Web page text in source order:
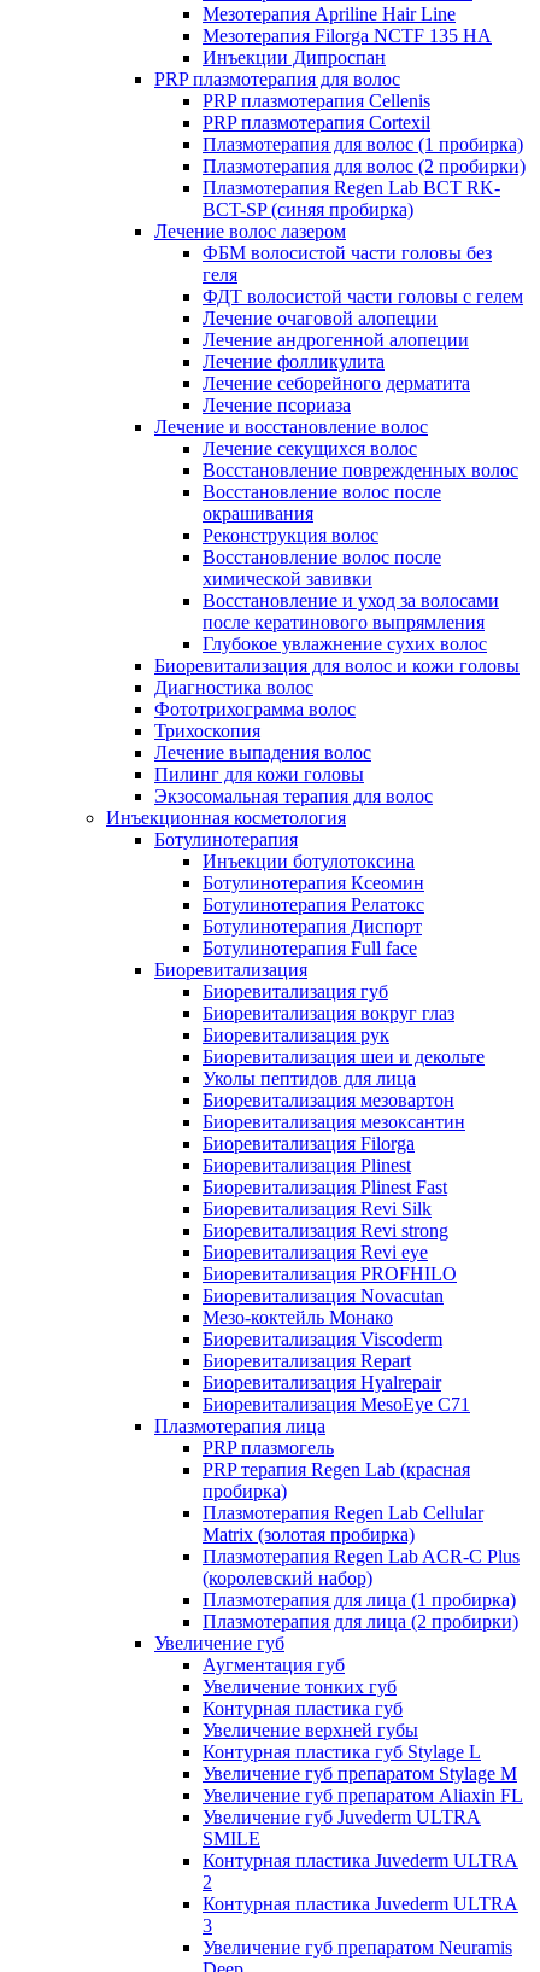
Мезотерапия Apriline Hair Line
Мезотерапия Filorga NCTF 135 HA
Инъекции Дипроспан
PRP плазмотерапия для волос
PRP плазмотерапия Cellenis
PRP плазмотерапия Cortexil
Плазмотерапия для волос (1 пробирка)
Плазмотерапия для волос (2 пробирки)
Плазмотерапия Regen Lab BCT RK-
BCT-SP (синяя пробирка)
Лечение волос лазером
ФБМ волосистой части головы без
геля
ФДТ волосистой части головы с гелем
Лечение очаговой алопеции
Лечение андрогенной алопеции
Лечение фолликулита
Лечение себорейного дерматита
Лечение псориаза
Лечение и восстановление волос
Лечение секущихся волос
Восстановление поврежденных волос
Восстановление волос после
окрашивания
Реконструкция волос
Восстановление волос после
химической завивки
Восстановление и уход за волосами
после кератинового выпрямления
Глубокое увлажнение сухих волос
Биоревитализация для волос и кожи головы
Диагностика волос
Фототрихограмма волос
Трихоскопия
Лечение выпадения волос
Пилинг для кожи головы
Экзосомальная терапия для волос
Инъекционная косметология
Ботулинотерапия
Инъекции ботулотоксина
Ботулинотерапия Ксеомин
Ботулинотерапия Релатокс
Ботулинотерапия Диспорт
Ботулинотерапия Full face
Биоревитализация
Биоревитализация губ
Биоревитализация вокруг глаз
Биоревитализация рук
Биоревитализация шеи и декольте
Уколы пептидов для лица
Биоревитализация мезовартон
Биоревитализация мезоксантин
Биоревитализация Filorga
Биоревитализация Plinest
Биоревитализация Plinest Fast
Биоревитализация Revi Silk
Биоревитализация Revi strong
Биоревитализация Revi eye
Биоревитализация PROFHILO
Биоревитализация Novacutan
Мезо-коктейль Монако
Биоревитализация Viscoderm
Биоревитализация Repart
Биоревитализация Hyalrepair
Биоревитализация MesoEye C71
Плазмотерапия лица
PRP плазмогель
PRP терапия Regen Lab (красная
пробирка)
Плазмотерапия Regen Lab Cellular
Matrix (золотая пробирка)
Плазмотерапия Regen Lab ACR-C Plus
(королевский набор)
Плазмотерапия для лица (1 пробирка)
Плазмотерапия для лица (2 пробирки)
Увеличение губ
Аугментация губ
Увеличение тонких губ
Контурная пластика губ
Увеличение верхней губы
Контурная пластика губ Stylage L
Увеличение губ препаратом Stylage M
Увеличение губ препаратом Aliaxin FL
Увеличение губ Juvederm ULTRA
SMILE
Контурная пластика Juvederm ULTRA
2
Контурная пластика Juvederm ULTRA
3
Увеличение губ препаратом Neuramis